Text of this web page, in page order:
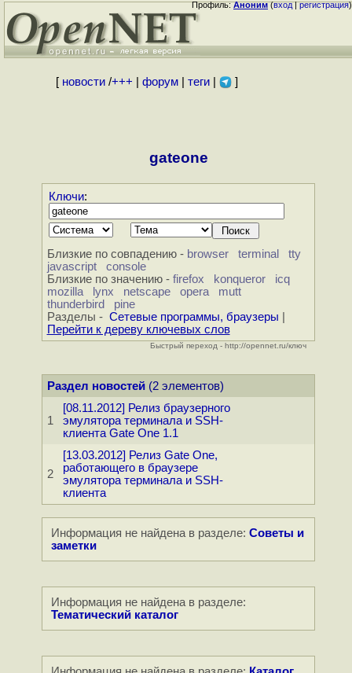
Профиль:Аноним(вход|регистрация)
[ новости/+++ форум| теги| ]
gateone
Ключи:
Близкие по совпадению - browser terminal
tty
javascript
console
Близкие по значению - firefox konqueror
icq
mozilla
lynx netscape opera
mutt
thunderbird
pine
Разделы - Сетевые программы, браузеры
Перейти к дереву ключевых слов
Быстрый переход - http://opennet.ru/ключ
Раздел новостей(2 элементов)
1
[08.11.2012] Релиз браузерного
эмулятора терминала и SSH-
клиента Gate One 1.1
2
[13.03.2012] Релиз Gate One,
работающего в браузере
эмулятора терминала и SSH-
клиента
Информация не найдена в разделе: Советы и
заметки
Информация не найдена в разделе:
Тематический каталог